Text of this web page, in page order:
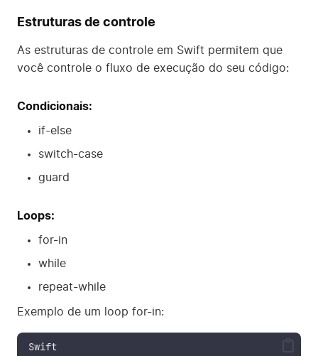
Estruturas de controle
As estruturas de controle em Swift permitem que
você controle o fluxo de execução do seu código:
Condicionais:
if-else
switch-case
guard
Loops:
for-in
while
repeat-while
Exemplo de um loop for-in:
Swift